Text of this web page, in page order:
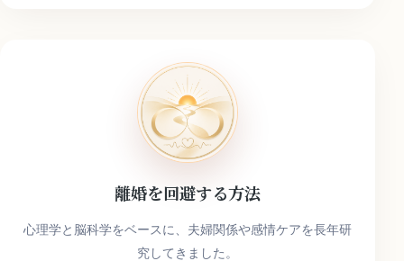
離婚を回避する方法
心理学と脳科学をベースに、夫婦関係や感情ケアを長年研
究してきました。